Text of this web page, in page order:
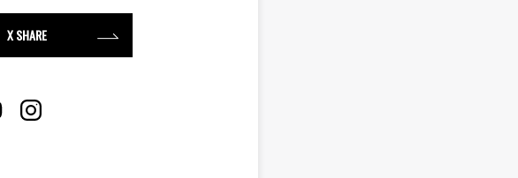
X SHARE